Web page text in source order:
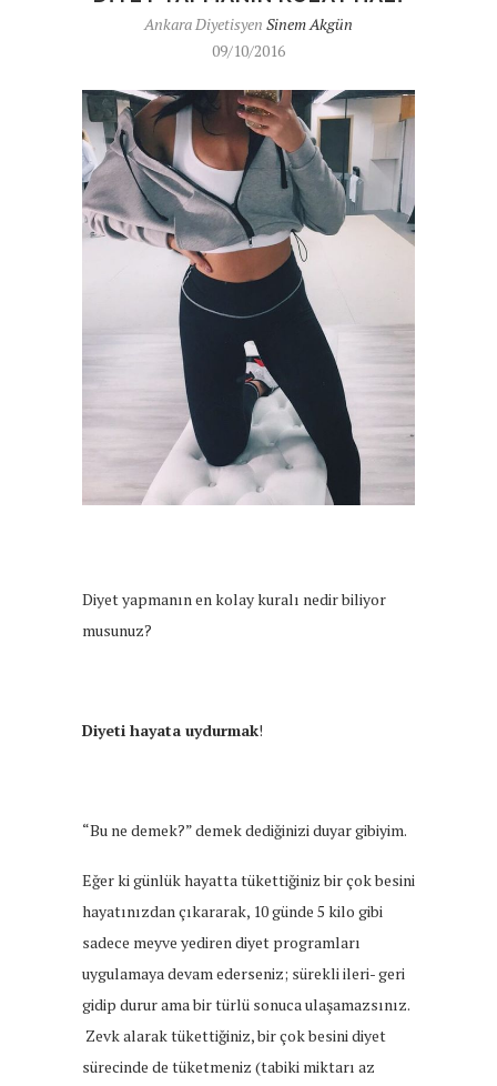
Ankara Diyetisyen Sinem Akgün
09/10/2016
Diyet yapmanın en kolay kuralı nedir biliyor
musunuz?
Diyeti hayata uydurmak!
“Bu ne demek?” demek dediğinizi duyar gibiyim.
Eğer ki günlük hayatta tükettiğiniz bir çok besini
hayatınızdan çıkararak, 10 günde 5 kilo gibi
sadece meyve yediren diyet programları
uygulamaya devam ederseniz; sürekli ileri- geri
gidip durur ama bir türlü sonuca ulaşamazsınız.
Zevk alarak tükettiğiniz, bir çok besini diyet
sürecinde de tüketmeniz (tabiki miktarı az